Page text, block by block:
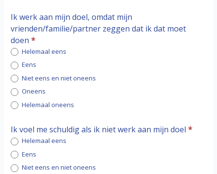
Ik werk aan mijn doel, omdat mijn
vrienden/familie/partner zeggen dat ik dat moet
doen*
Helemaal eens
Eens
Niet eens en niet oneens
Oneens
Helemaal oneens
Ik voel me schuldig als ik niet werk aan mijn doel*
Helemaal eens
Eens
Niet eens en niet oneens